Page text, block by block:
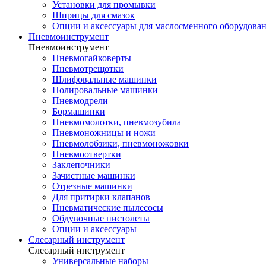
Установки для промывки
Шприцы для смазок
Опции и аксессуары для маслосменного
Пневмоинструмент
Пневмоинструмент
Пневмогайковерты
Пневмотрещотки
Шлифовальные машинки
Полировальные машинки
Пневмодрели
Бормашинки
Пневмомолотки, пневмозубила
Пневмоножницы и ножи
Пневмолобзики, пневмоножовки
Пневмоотвертки
Заклепочники
Зачистные машинки
Отрезные машинки
Для притирки клапанов
Пневматические пылесосы
Обдувочные пистолеты
Опции и аксессуары
Слесарный инструмент
Слесарный инструмент
Универсальные наборы